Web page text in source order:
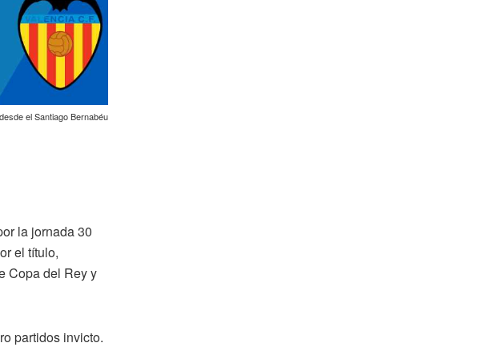
el Santiago Bernabéu
la jornada 30
el título,
Copa del Rey y
partidos invicto.